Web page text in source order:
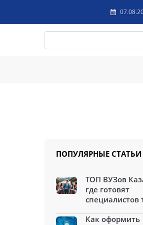
ПОПУЛЯРНЫЕ СТАТЬИ
ТОП ВУЗов
где готовят
специалистов
Как оформить